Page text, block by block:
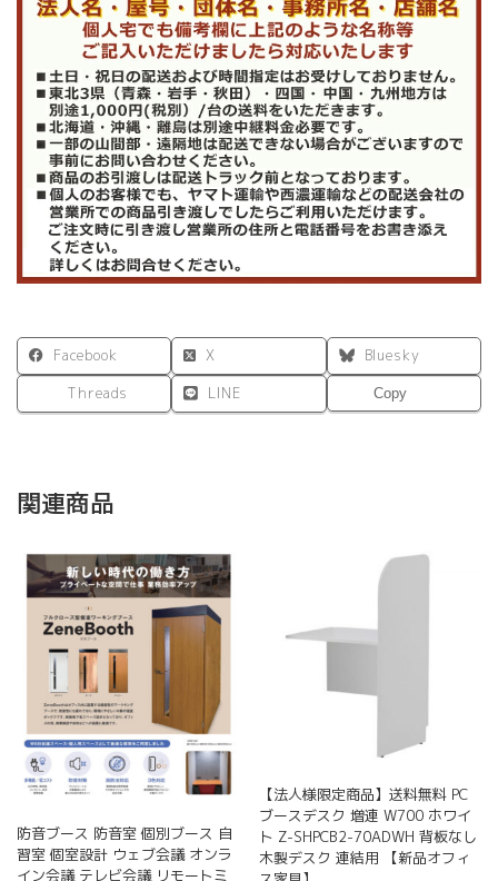
Facebook X
Bluesky
Threads
LINE Copy
関連商品
防音ブース 防音室 個別ブース 自
習室 個室設計 ウェブ会議 オンラ
イン会議 テレビ会議 リモートミ
【法人様限定商品】送料無料 PC
ブースデスク 増連 W700 ホワイ
ト Z-SHPCB2-70ADWH 背板なし
木製デスク 連結用 【新品オフィ